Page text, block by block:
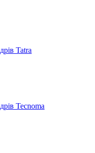
Tatra
Tecnoma